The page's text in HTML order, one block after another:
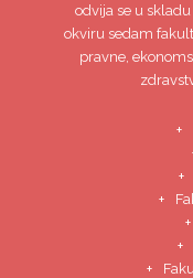
odvija se u
okviru sedam
pravne,